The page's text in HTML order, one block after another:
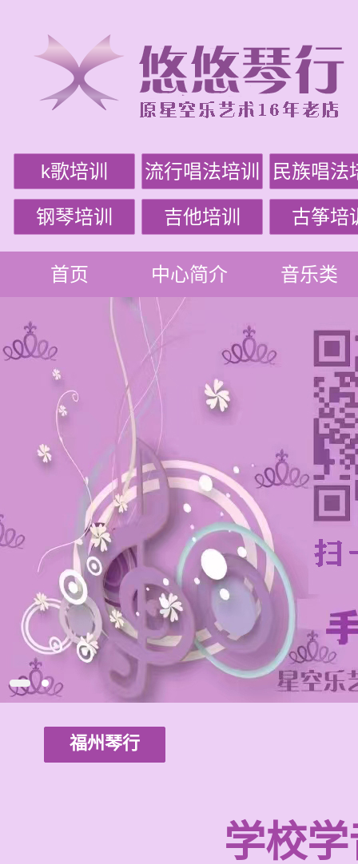
k歌培训 流行唱法培训 民族唱法
钢琴培训 吉他培训 古筝培
首页 中心简介 音乐类
福州琴行
学校